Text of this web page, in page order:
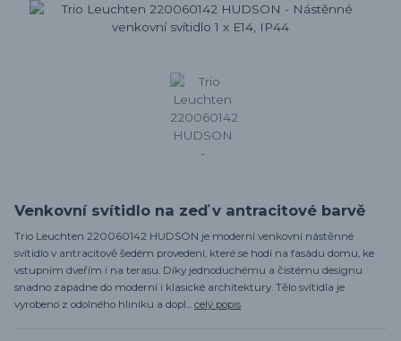
Venkovní svítidlo na zeď v antracitové barvě
Trio Leuchten 220060142 HUDSON je moderní venkovní nástěnné
svítidlo v antracitově šedém provedení, které se hodí na fasádu domu, ke
vstupním dveřím i na terasu. Díky jednoduchému a čistému designu
snadno zapadne do moderní i klasické architektury. Tělo svítidla je
vyrobeno z odolného hliníku a dopl... celý popis